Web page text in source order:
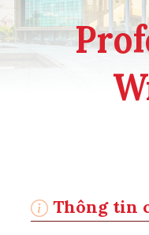
Thông tin